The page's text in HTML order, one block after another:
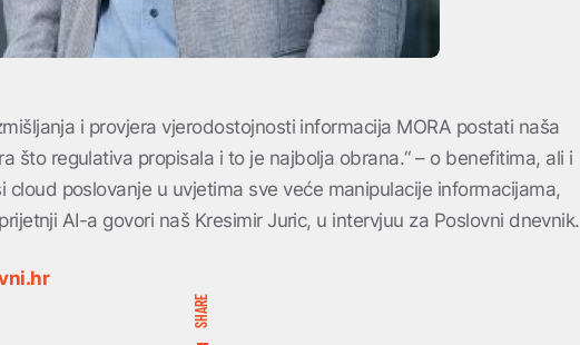
i provjera vjerodostojnosti informacija MORA postati naša
što regulativa propisala i to je najbolja obrana.“ – o benefitima, ali i
cloud poslovanje u uvjetima sve veće manipulacije informacijama,
AI-a govori naš Kresimir Juric, u intervjuu za Poslovni dnevnik.
SHARE